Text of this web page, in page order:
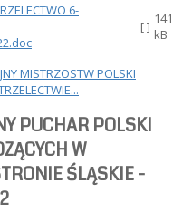
[ ] 141
kB
MISTRZOSTW POLSKI
PUCHAR POLSKI
W
ŚLĄSKIE -